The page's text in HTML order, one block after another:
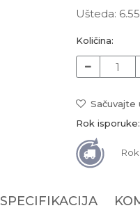
Ušteda:
Količina:
Sačuvajte
Rok isporuke:
SPECIFIKACIJA